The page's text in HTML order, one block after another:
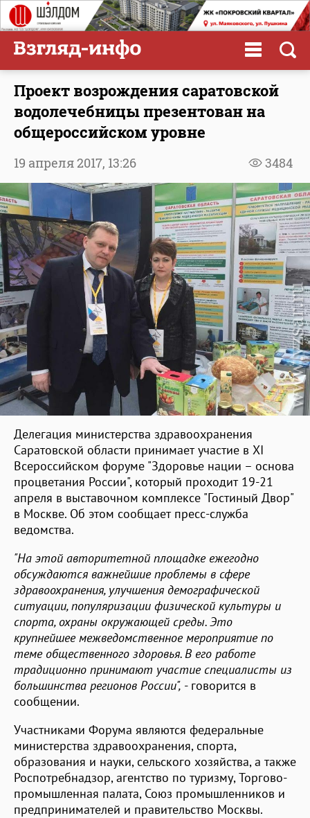
Проект возрождения саратовской
водолечебницы презентован на
общероссийском уровне
3484
19 апреля 2017, 13:26
Делегация министерства здравоохранения
Саратовской области принимает участие в ХI
Всероссийском форуме "Здоровье нации – основа
процветания России", который проходит 19-21
апреля в выставочном комплексе "Гостиный Двор"
в Москве. Об этом сообщает пресс-служба
ведомства.
"На этой авторитетной площадке ежегодно
обсуждаются важнейшие проблемы в сфере
здравоохранения, улучшения демографической
ситуации, популяризации физической культуры и
спорта, охраны окружающей среды. Это
крупнейшее межведомственное мероприятие по
теме общественного здоровья. В его работе
традиционно принимают участие специалисты из
большинства регионов России", - говорится в
сообщении.
Участниками Форума являются федеральные
министерства здравоохранения, спорта,
образования и науки, сельского хозяйства, а также
Роспотребнадзор, агентство по туризму, Торгово-
промышленная палата, Союз промышленников и
предпринимателей и правительство Москвы.